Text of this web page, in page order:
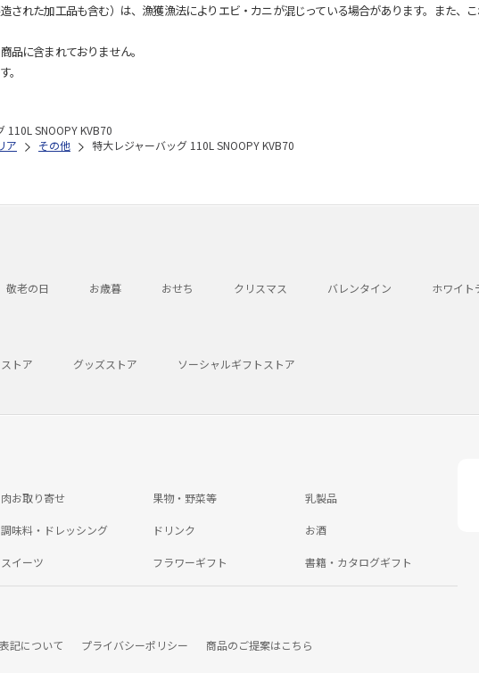
れた加工品も含む）は、漁獲漁法によりエビ・カニが混じっている場合があります。また、
に含まれておりません。
110L SNOOPY KVB70
ア その他 特大レジャーバッグ 110L SNOOPY KVB70
敬老の日 お歳暮 おせち クリスマス バレンタイン ホワイト
トア グッズストア ソーシャルギフトストア
肉お取り寄せ 果物・野菜等 乳製品
調味料・ドレッシング ドリンク お酒
スイーツ フラワーギフト 書籍・カタログギフト
記について プライバシーポリシー 商品のご提案はこちら